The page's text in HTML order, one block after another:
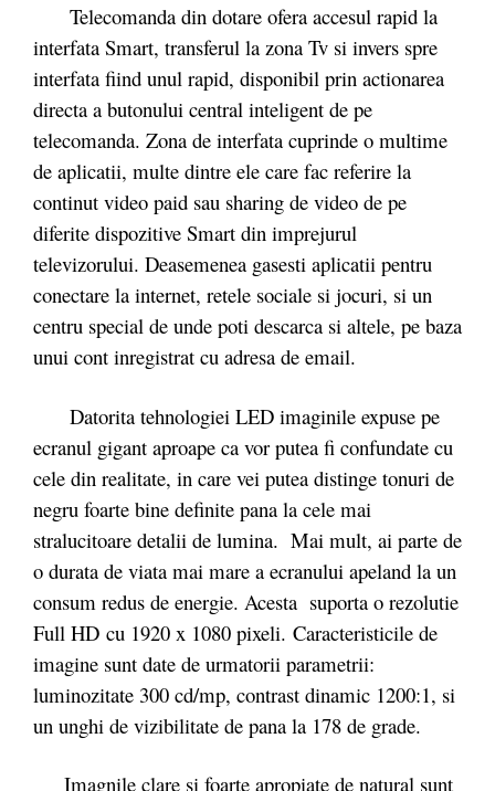
Telecomanda din dotare ofera accesul rapid la
interfata Smart, transferul la zona Tv si invers spre
interfata fiind unul rapid, disponibil prin actionarea
directa a butonului central inteligent de pe
telecomanda. Zona de interfata cuprinde o multime
de aplicatii, multe dintre ele care fac referire la
continut video paid sau sharing de video de pe
diferite dispozitive Smart din imprejurul
televizorului. Deasemenea gasesti aplicatii pentru
conectare la internet, retele sociale si jocuri, si un
centru special de unde poti descarca si altele, pe baza
unui cont inregistrat cu adresa de email.
Datorita tehnologiei LED imaginile expuse pe
ecranul gigant aproape ca vor putea fi confundate cu
cele din realitate, in care vei putea distinge tonuri de
negru foarte bine definite pana la cele mai
stralucitoare detalii de lumina. Mai mult, ai parte de
o durata de viata mai mare a ecranului apeland la un
consum redus de energie. Acesta suporta o rezolutie
Full HD cu 1920 x 1080 pixeli. Caracteristicile de
imagine sunt date de urmatorii parametrii:
luminozitate 300 cd/mp, contrast dinamic 1200:1, si
un unghi de vizibilitate de pana la 178 de grade.
Imagnile clare si foarte apropiate de natural sunt